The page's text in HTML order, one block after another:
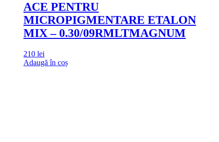
ACE PENTRU
MICROPIGMENTARE ETALON
MIX – 0.30/09RMLTMAGNUM
210 lei
Adaugă în coș